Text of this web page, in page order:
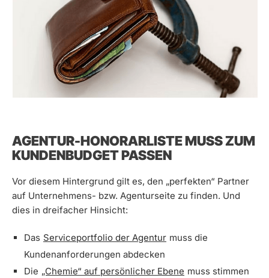
AGENTUR-HONORARLISTE MUSS ZUM
KUNDENBUDGET PASSEN
Vor diesem Hintergrund gilt es, den „perfekten“ Partner
auf Unternehmens- bzw. Agenturseite zu finden. Und
dies in dreifacher Hinsicht:
Das Serviceportfolio der Agentur muss die
Kundenanforderungen abdecken
Die „Chemie“ auf persönlicher Ebene muss stimmen